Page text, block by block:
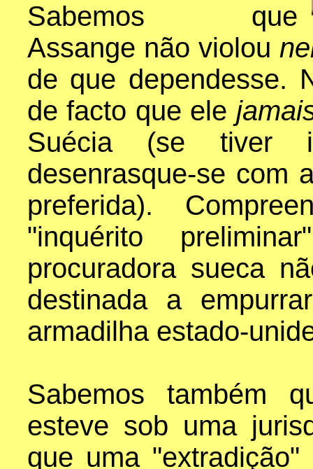
Sabemos que
Assange não violou
de que dependesse.
de facto que ele
Suécia (se tiver
desenrasque-se com
preferida).
"inquérito
procuradora sueca
destinada a
armadilha estado-
Sabemos também
esteve sob uma
que uma